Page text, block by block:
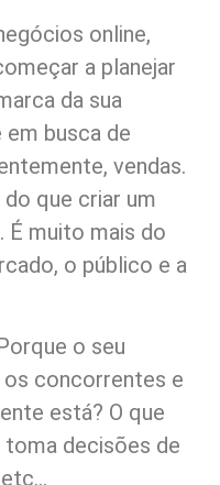
online,
a planejar
da sua
em busca de
vendas.
que criar um
É muito mais do
o público e a
o seu
concorrentes e
está? O que
decisões de